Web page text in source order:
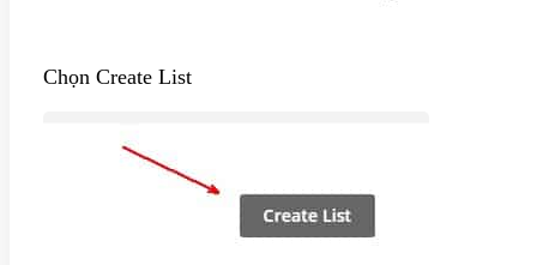
Chọn Create List